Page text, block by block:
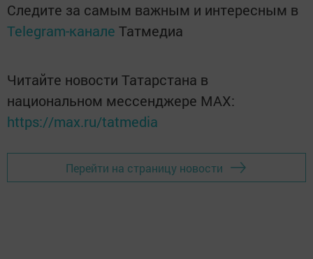
Следите за самым важным и интересным в
Telegram-канале Татмедиа
Читайте новости Татарстана в
национальном мессенджере MАХ:
https://max.ru/tatmedia
Перейти на страницу новости